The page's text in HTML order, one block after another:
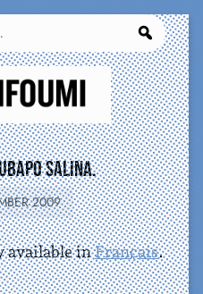
SaliNa.
2009
available inFrançais.